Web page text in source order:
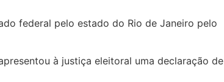
federal pelo estado do Rio de Janeiro pelo
à justiça eleitoral uma declaração de